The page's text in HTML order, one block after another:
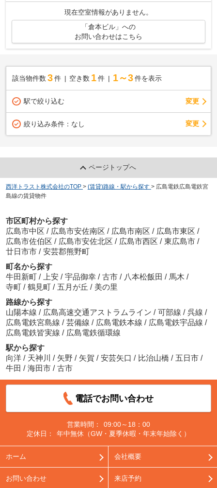
の物件です。気分が落ちた時には換気で...
現在空室情報がありません。
「倉本ビル」への
お問い合わせはこちら
該当物件数 3件 空き数 1 件 1～3 件を表示
駅で絞り込む 変更
絞り込み条件： なし 変更
ページトップへ
西洋トラスト株式会社のTOP > (賃貸)路線・駅から探す > 広島電鉄広島電鉄宮
島線の賃貸物件
市区町村から探す
広島市中区 / 広島市安佐南区 / 広島市南区 / 広島市東区 /
広島市佐伯区 / 広島市安佐北区 / 広島市西区 / 東広島市 /
廿日市市 / 安芸郡熊野町
町名から探す
牛田新町 / 上安 / 宇品御幸 / 古市 / 八本松飯田 / 馬木 /
寺町 / 鶴見町 / 五月が丘 / 美の里
路線から探す
山陽本線 / 広島高速交通アストラムライン / 可部線 / 呉線 /
広島電鉄宮島線 / 芸備線 / 広島電鉄本線 / 広島電鉄宇品線 /
広島電鉄皆実線 / 広島電鉄循環線
駅から探す
向洋 / 天神川 / 矢野 / 矢賀 / 安芸矢口 / 比治山橋 / 五日市 /
牛田 / 海田市 / 古市
電話でお問い合わせ
営業時間：
09:00～18：00
定休日：
年中無休（GW・夏季休暇・年末年始除く）
ホーム 会社概要
お問い合わせ 来店予約